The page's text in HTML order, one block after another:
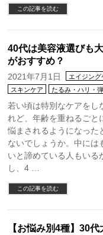
この記事を読む
40代は美容液選びも
がおすすめ？
2021年7月1日 エイジング
スキンケア
たるみ・ハリ・
若い頃は特別なケアをし
れど、年齢を重ねるごと
悩まされるようになった
ないでしょうか。中には
いと諦めている人もいる
し、4 …
この記事を読む
【お悩み別4種】30